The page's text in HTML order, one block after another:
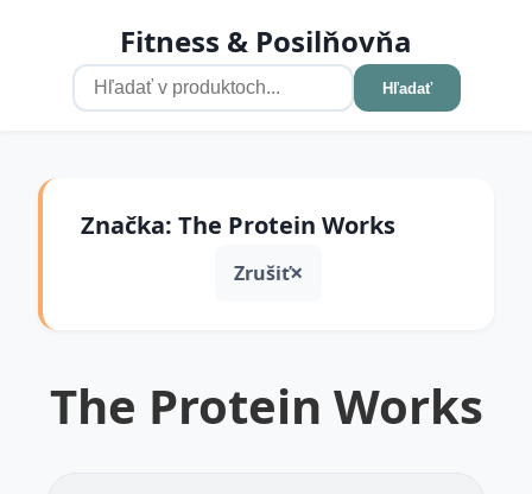
Fitness & Posilňovňa
Hľadať
Značka: The Protein Works
Zrušiť
The Protein Works